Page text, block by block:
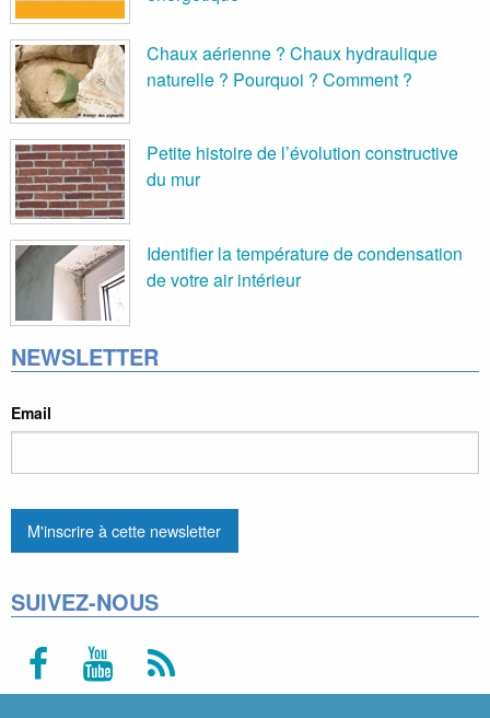
Chaux aérienne ? Chaux hydraulique
naturelle ? Pourquoi ? Comment ?
Petite histoire de l’évolution constructive
du mur
Identifier la température de condensation
de votre air intérieur
NEWSLETTER
Email
SUIVEZ-NOUS